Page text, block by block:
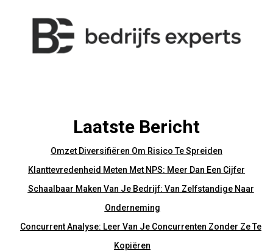
Laatste Bericht
Omzet Diversifiëren Om Risico Te Spreiden
Klanttevredenheid Meten Met NPS: Meer Dan Een Cijfer
Schaalbaar Maken Van Je Bedrijf: Van Zelfstandige Naar
Onderneming
Concurrent Analyse: Leer Van Je Concurrenten Zonder Ze Te
Kopiëren